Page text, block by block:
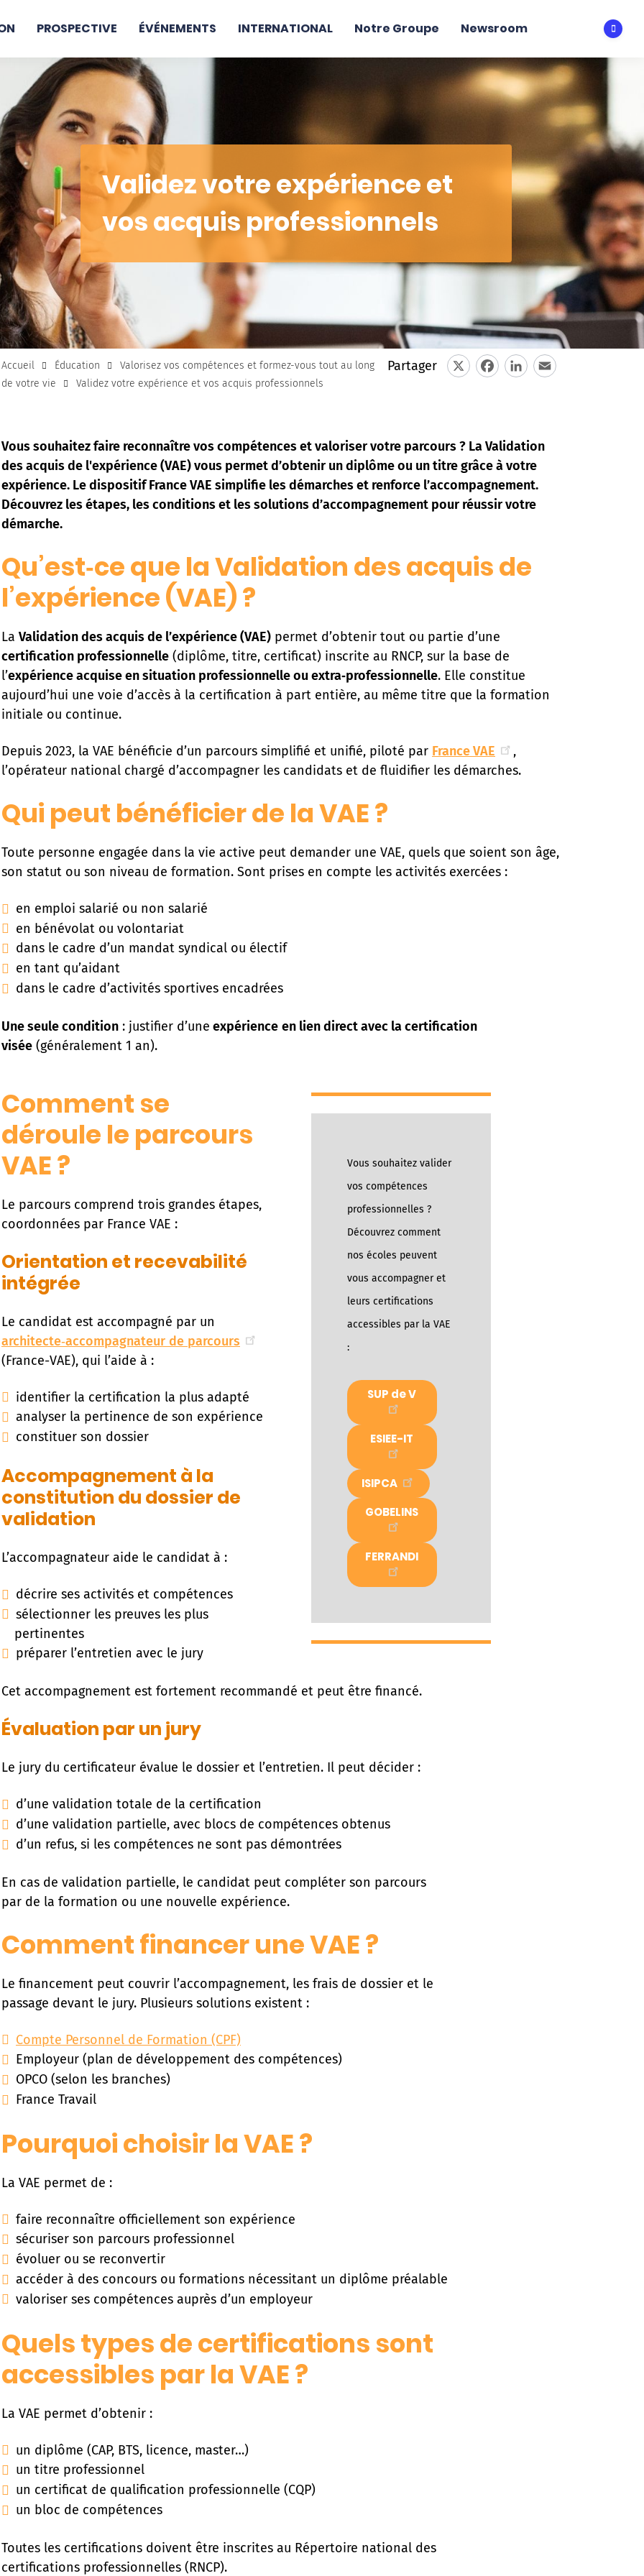
PROSPECTIVE ÉVÉNEMENTS INTERNATIONAL Notre Groupe Newsroom
Validez votre expérience et
vos acquis professionnels
Accueil Éducation
Valorisez vos compétences et formez-vous tout au long
de votre vie
Validez votre expérience et vos acquis professionnels
Partager
Vous souhaitez faire reconnaître vos compétences et valoriser votre parcours ? La Validation
des acquis de l'expérience (VAE) vous permet d’obtenir un diplôme ou un titre grâce à votre
expérience. Le dispositif France VAE simplifie les démarches et renforce l’accompagnement.
Découvrez les étapes, les conditions et les solutions d’accompagnement pour réussir votre
démarche.
Qu’est‑ce que la Validation des acquis de
l’expérience (VAE) ?
La Validation des acquis de l’expérience (VAE) permet d’obtenir tout ou partie d’une
certification professionnelle (diplôme, titre, certificat) inscrite au RNCP, sur la base de
l’expérience acquise en situation professionnelle ou extra‑professionnelle. Elle constitue
aujourd’hui une voie d’accès à la certification à part entière, au même titre que la formation
initiale ou continue.
Depuis 2023, la VAE bénéficie d’un parcours simplifié et unifié, piloté par France VAE
,
l’opérateur national chargé d’accompagner les candidats et de fluidifier les démarches.
Qui peut bénéficier de la VAE ?
Toute personne engagée dans la vie active peut demander une VAE, quels que soient son âge,
son statut ou son niveau de formation. Sont prises en compte les activités exercées :
en emploi salarié ou non salarié
en bénévolat ou volontariat
dans le cadre d’un mandat syndical ou électif
en tant qu’aidant
dans le cadre d’activités sportives encadrées
Une seule condition : justifier d’une expérience en lien direct avec la certification
visée (généralement 1 an).
Vous souhaitez valider
vos compétences
professionnelles ?
Découvrez comment
nos écoles peuvent
vous accompagner et
leurs certifications
accessibles par la VAE
:
SUP de V
ESIEE-IT
ISIPCA
GOBELINS
FERRANDI
Comment se
déroule le parcours
VAE ?
Le parcours comprend trois grandes étapes,
coordonnées par France VAE :
Orientation et recevabilité
intégrée
Le candidat est accompagné par un
architecte‑accompagnateur de parcours
(France-VAE), qui l’aide à :
identifier la certification la plus adapté
analyser la pertinence de son expérience
constituer son dossier
Accompagnement à la
constitution du dossier de
validation
L’accompagnateur aide le candidat à :
décrire ses activités et compétences
sélectionner les preuves les plus
pertinentes
préparer l’entretien avec le jury
Cet accompagnement est fortement recommandé et peut être financé.
Évaluation par un jury
Le jury du certificateur évalue le dossier et l’entretien. Il peut décider :
d’une validation totale de la certification
d’une validation partielle, avec blocs de compétences obtenus
d’un refus, si les compétences ne sont pas démontrées
En cas de validation partielle, le candidat peut compléter son parcours
par de la formation ou une nouvelle expérience.
Comment financer une VAE ?
Le financement peut couvrir l’accompagnement, les frais de dossier et le
passage devant le jury. Plusieurs solutions existent :
Compte Personnel de Formation (CPF)
Employeur (plan de développement des compétences)
OPCO (selon les branches)
France Travail
Pourquoi choisir la VAE ?
La VAE permet de :
faire reconnaître officiellement son expérience
sécuriser son parcours professionnel
évoluer ou se reconvertir
accéder à des concours ou formations nécessitant un diplôme préalable
valoriser ses compétences auprès d’un employeur
Quels types de certifications sont
accessibles par la VAE ?
La VAE permet d’obtenir :
un diplôme (CAP, BTS, licence, master…)
un titre professionnel
un certificat de qualification professionnelle (CQP)
un bloc de compétences
Toutes les certifications doivent être inscrites au Répertoire national des
certifications professionnelles (RNCP).